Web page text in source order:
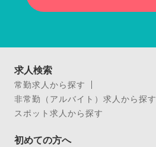
求人検索
常勤求人から探す
非常勤（アルバイト）求人から探す
スポット求人から探す
初めての方へ